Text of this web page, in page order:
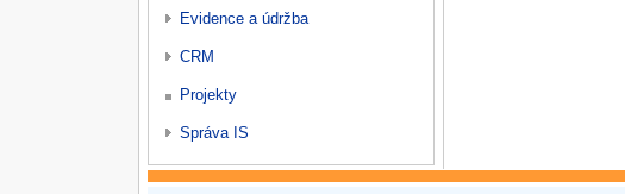
Evidence a údržba
CRM
Projekty
Správa IS